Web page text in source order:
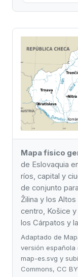
Mapa físico
de Eslovaquia
ríos, capital y
de conjunto
Žilina y los
centro, Košice
los Cárpatos y
Adaptado de
versión española
map-es.svg y
Commons, CC